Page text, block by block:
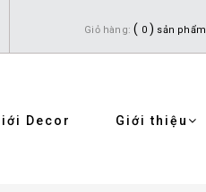
Giỏ hàng: ( 0 ) sản phẩm
Decor Giới thiệu